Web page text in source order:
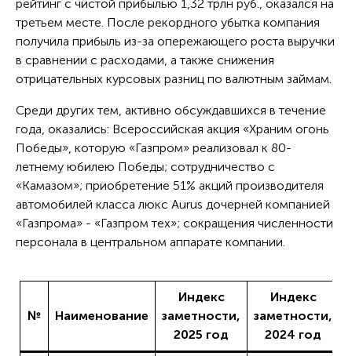
рейтинг с чистой прибылью 1,32 трлн руб., оказался на
третьем месте. После рекордного убытка компания
получила прибыль из-за опережающего роста выручки
в сравнении с расходами, а также снижения
отрицательных курсовых разниц по валютным займам.
Среди других тем, активно обсуждавшихся в течение
года, оказались: Всероссийская акция «Храним огонь
Победы», которую «Газпром» реализовал к 80-
летнему юбилею Победы; сотрудничество с
«Камазом»; приобретение 51% акций производителя
автомобилей класса люкс Aurus дочерней компанией
«Газпрома» - «Газпром тех»; сокращения численности
персонала в центральном аппарате компании.
№ Наименование
Индекс
заметности,
2025 год
Индекс
заметности,
2024 год